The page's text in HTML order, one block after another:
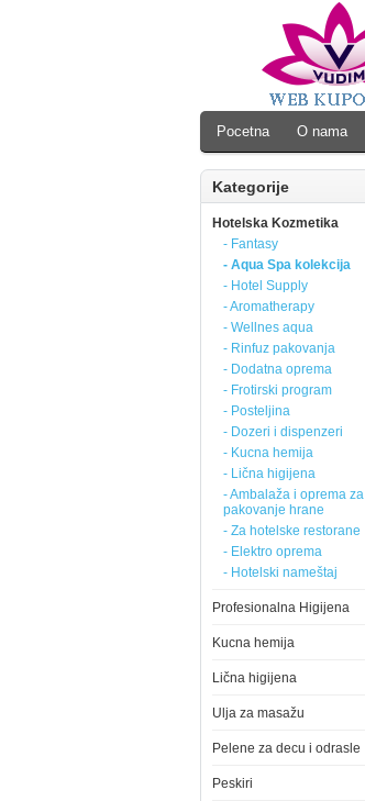
Pocetna O nama
Kategorije
Hotelska Kozmetika
- Fantasy
- Aqua Spa kolekcija
- Hotel Supply
- Aromatherapy
- Wellnes aqua
- Rinfuz pakovanja
- Dodatna oprema
- Frotirski program
- Posteljina
- Dozeri i dispenzeri
- Kucna hemija
- Lična higijena
- Ambalaža i oprema za
pakovanje hrane
- Za hotelske restorane
- Elektro oprema
- Hotelski nameštaj
Profesionalna Higijena
Kucna hemija
Lična higijena
Ulja za masažu
Pelene za decu i odrasle
Peskiri